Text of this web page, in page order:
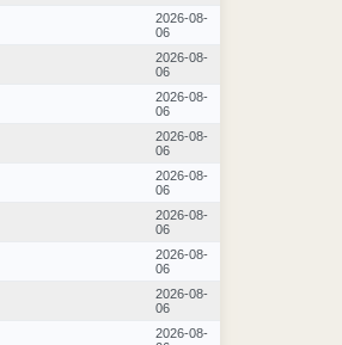
2026-08-
06
2026-08-
06
2026-08-
06
2026-08-
06
2026-08-
06
2026-08-
06
2026-08-
06
2026-08-
06
2026-08-